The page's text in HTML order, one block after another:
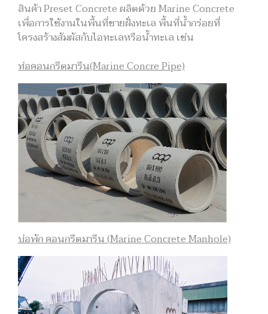
สินค้า Preset Concrete ผลิตด้วย Marine Concrete
เพื่อการใช้งานในพื้นที่ชายฝั่งทะเล พื้นที่น้ำกร่อยที่
โครงสร้างสัมผัสกับไอทะเลหรือน้ำทะเล เช่น
ท่อคอนกรีตมารีน(Marine Concre Pipe)
บ่อพัก คอนกรีตมารีน (Marine Concrete Manhole)